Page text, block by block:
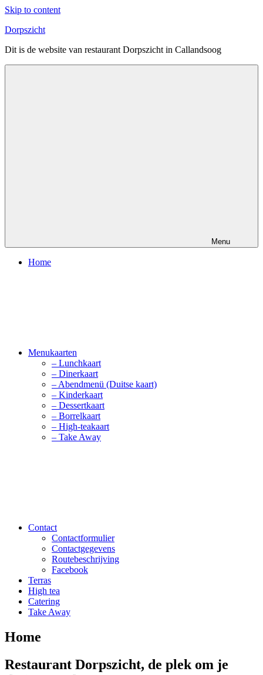
Skip to content
Dorpszicht
Dit is de website van restaurant Dorpszicht in Callandsoog
Menu
Home
Menukaarten
– Lunchkaart
– Dinerkaart
– Abendmenü (Duitse kaart)
– Kinderkaart
– Dessertkaart
– Borrelkaart
– High-teakaart
– Take Away
Contact
Contactformulier
Contactgegevens
Routebeschrijving
Facebook
Terras
High tea
Catering
Take Away
Home
Restaurant Dorpszicht, de plek om je